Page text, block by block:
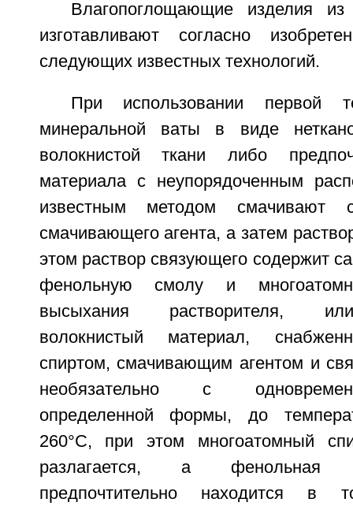
Влагопоглощающие изделия
изготавливают согласно
следующих известных технологий.
При использовании первой
минеральной ваты в виде
волокнистой ткани либо
материала с неупорядоченным
известным методом смачивают
смачивающего агента, а затем
этом раствор связующего содержит
фенольную смолу и
высыхания растворителя,
волокнистый материал,
спиртом, смачивающим агентом и
необязательно с
определенной формы, до
260°С, при этом многоатомный
разлагается, а фенольная
предпочтительно находится в